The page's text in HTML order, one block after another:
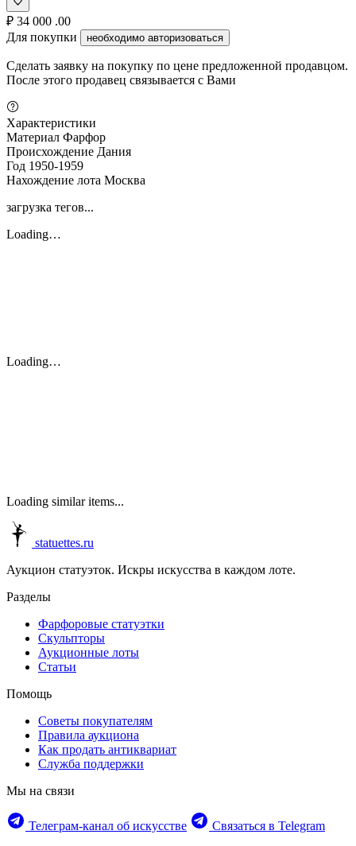
₽ 34 000 .00
Для покупки
необходимо авторизоваться
Сделать заявку на покупку по цене предложенной продавцом.
После этого продавец связывается с Вами
Характеристики
Материал Фарфор
Происхождение Дания
Год 1950-1959
Нахождение лота Москва
загрузка тегов...
Loading…
Loading…
Loading similar items...
statuettes.ru
Аукцион статуэток. Искры искусства в каждом лоте.
Разделы
Фарфоровые статуэтки
Скульпторы
Аукционные лоты
Статьи
Помощь
Советы покупателям
Правила аукциона
Как продать антиквариат
Служба поддержки
Мы на связи
Телеграм‑канал об искусстве
Связаться в Telegram